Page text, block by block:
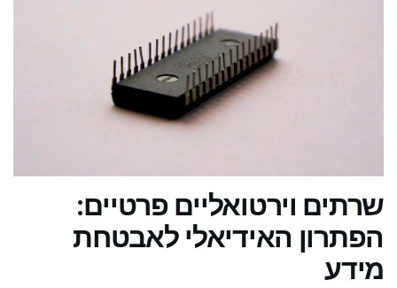
שרתים וירטואליים פרטיים:
הפתרון האידיאלי לאבטחת
מידע